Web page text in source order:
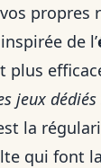
propres
de l’
plus
jeux
la
qui font